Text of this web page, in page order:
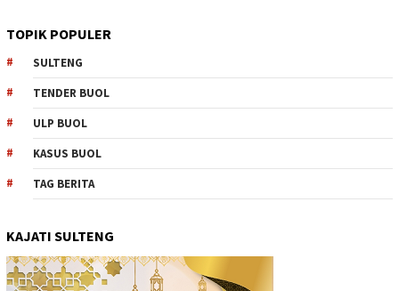
TOPIK POPULER
SULTENG
TENDER BUOL
ULP BUOL
KASUS BUOL
TAG BERITA
KAJATI SULTENG